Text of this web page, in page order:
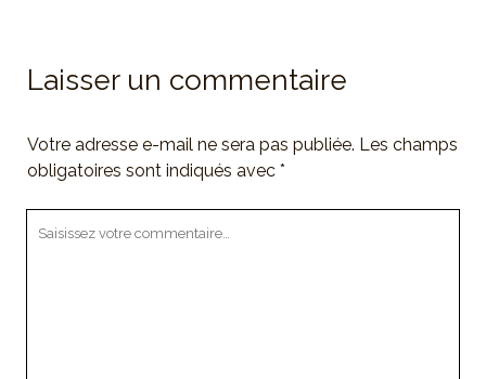
Laisser un commentaire
Votre adresse e-mail ne sera pas publiée. Les champs
obligatoires sont indiqués avec *